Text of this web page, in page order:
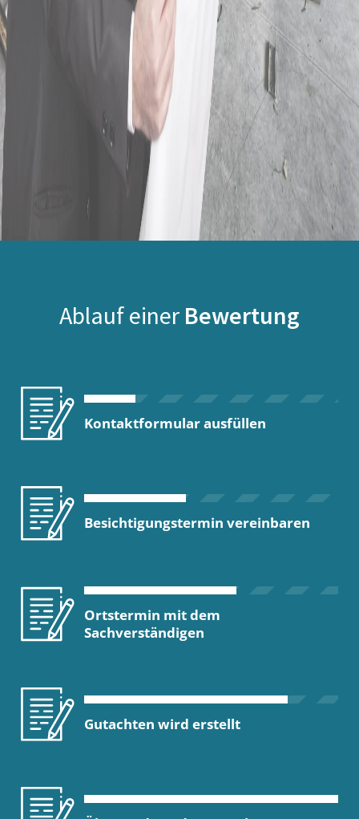
Ablauf einer Bewertung
Kontaktformular ausfüllen
Besichtigungstermin vereinbaren
Ortstermin mit dem
Sachverständigen
Gutachten wird erstellt